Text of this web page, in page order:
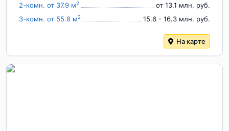
2-комн. от 37.9 м2
от 13.1 млн. руб.
3-комн. от 55.8 м2 15.6 - 16.3 млн. руб.
На карте